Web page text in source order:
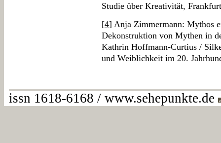
Studie über Kreativität,
[4] Anja Zimmermann: Mythos
Dekonstruktion von Mythen in
Kathrin Hoffmann-Curtius /
und Weiblichkeit im 20.
issn 1618-6168 / www.sehepunkte.de